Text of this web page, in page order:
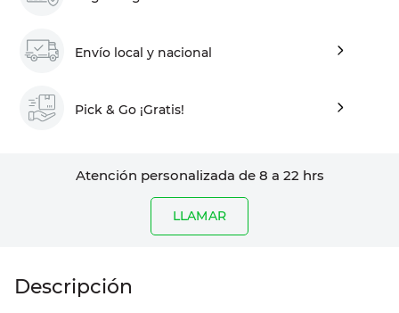
Envío local y nacional
Pick & Go ¡Gratis!
Atención personalizada de 8 a 22 hrs
LLAMAR